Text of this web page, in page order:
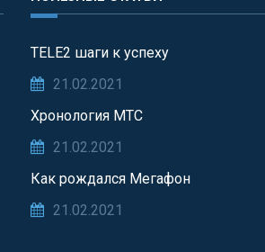
TELE2 шаги к успеху
21.02.2021
Хронология МТС
21.02.2021
Как рождался Мегафон
21.02.2021